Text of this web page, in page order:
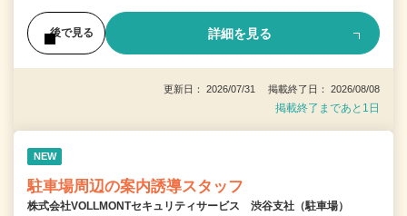
後で見る 詳細を見る
更新日： 2026/07/31 掲載終了日： 2026/08/08
掲載終了まであと1日
NEW
駐車場周辺の案内誘導スタッフ
株式会社VOLLMONTセキュリティサービス 渋谷支社（駐車場）